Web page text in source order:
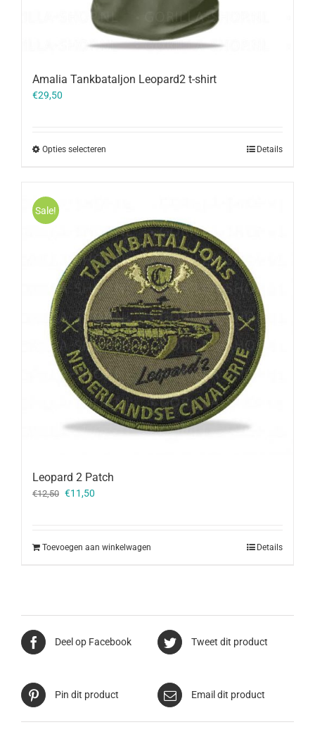
Amalia Tankbataljon Leopard2 t-shirt
€29,50
Opties selecteren Details
Sale!
Leopard 2 Patch
€12,50 Oorspronkelijke
€11,50
Toevoegen aan winkelwagen Details
Deel op Facebook Tweet dit product
Pin dit product Email dit product